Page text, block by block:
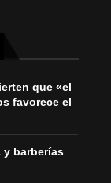
que «el
favorece el
y barberías